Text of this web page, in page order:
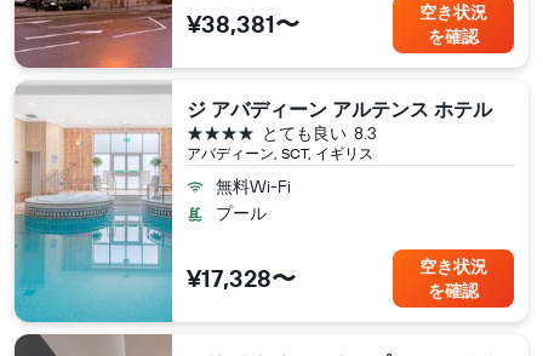
¥38,381〜
空き状況
を確認
ジ アバディーン アルテンス ホテル
アバディーン, SCT, イギリス
8.3
とても良い
4つ星
無料Wi-Fi
プール
¥17,328〜
空き状況
を確認